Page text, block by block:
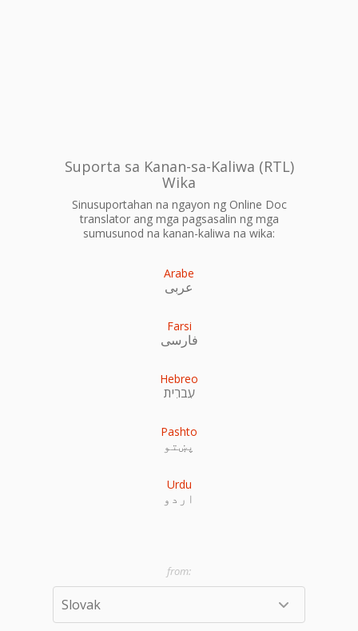
Suporta sa Kanan-sa-Kaliwa (RTL)
Wika
Sinusuportahan na ngayon ng Online Doc
translator ang mga pagsasalin ng mga
sumusunod na kanan-kaliwa na wika:
Arabe
عربى
Farsi
فارسی
Hebreo
עִברִית
Pashto
پښتو
Urdu
اردو